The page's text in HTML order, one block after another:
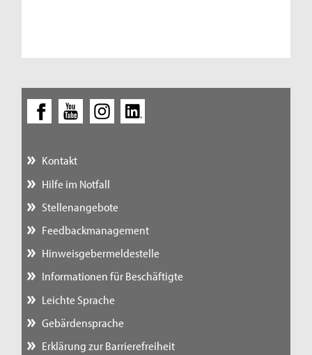
Kontakt
Hilfe im Notfall
Stellenangebote
Feedbackmanagement
Hinweisgebermeldestelle
Informationen für Beschäftigte
Leichte Sprache
Gebärdensprache
Erklärung zur Barrierefreiheit